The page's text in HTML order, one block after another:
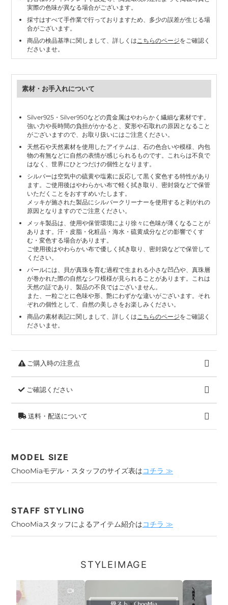
実際の色味が異なる場合がございます。
採寸はすべて手作業で行っておりますため、多少の誤差が生じる場
合がございます。
商品の検品基準に関しまして、詳しくは こちらのページをご確認く
ださいませ。
素材・お手入れについて
Silver925・Silver950などの貴金属はやわらかく繊細な素材です。
強い力や長時間の負担がかかると、変形や石取れの原因となること
がございますので、お取り扱いにはご注意ください。
天然石や天然素材を使用したアイテムは、石の色合いや模様、内包
物の有無などに自然の表情が感じられるものです。これらは不良で
はなく、世界にひとつだけの個性となります。
シルバーは空気中の硫黄や塩素に反応して黒く変色する特性があり
ます。ご使用後はやわらかい布で軽く拭き取り、密封袋などで保管
いただくことをおすすめいたします。
メッキが施された製品にシルバークリーナーを使用すると剥がれの
原因となりますのでご注意ください。
メッキ製品は、使用や保管環境により徐々に色味が薄くなることが
あります。汗・皮脂・化粧品・海水・硫黄成分などの影響でくす
む・変色する場合があります。
ご使用後はやわらかい布で優しく拭き取り、密封袋などで保管して
ください。
パールには、貝が真珠を育む過程で生まれる小さな凹凸や、真珠層
が巻かれた際の自然なシワ模様が見られることがあります。これは
天然の証であり、製品の不良ではございません。
また、一粒ごとに色味や形、艶にわずかな違いがございます。それ
ぞれの個性として、自然の美しさをお楽しみください。
商品の素材表記に関しまして、詳しくは こちらのページをご確認く
ださいませ。
ご購入時の注意点
ご確認ください
送料・配送について
MODEL SIZE
ChooMiaモデル・スタッフのサイズ表はコチラ ≫
STAFF STYLING
ChooMiaスタッフによるアイテム紹介はコチラ ≫
STYLEIMAGE